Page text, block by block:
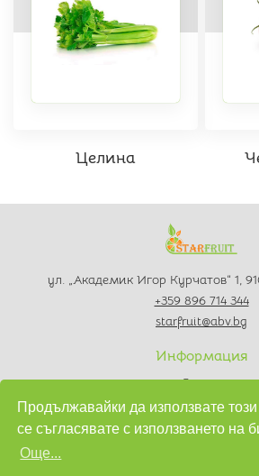
Продължавайки да използвате този
се съгласявате с използването на
Още...
Целина
ул. „Академик Игор Курчатов“ 1,
+359 896 714 344
starfruit@abv.bg
Информация
За нас
Контакти
Политика за